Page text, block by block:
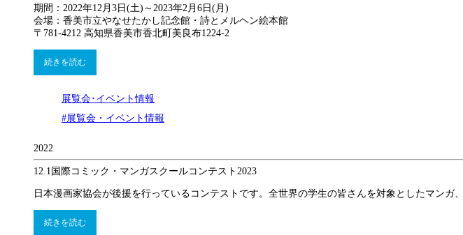
期間：2022年12月3日(土)～2023年2月6日(月)
会場：香美市立やなせたかし記念館・詩とメルヘン絵本館
〒781-4212 高知県香美市香北町美良布1224-2
続きを読む
展覧会･イベント情報
#展覧会・イベント情報
2022
12.1 国際コミック・マンガスクールコンテスト2023
日本漫画家協会が後援を行っているコンテストです。全世界の学生の皆さんを対象としたマンガ
続きを読む